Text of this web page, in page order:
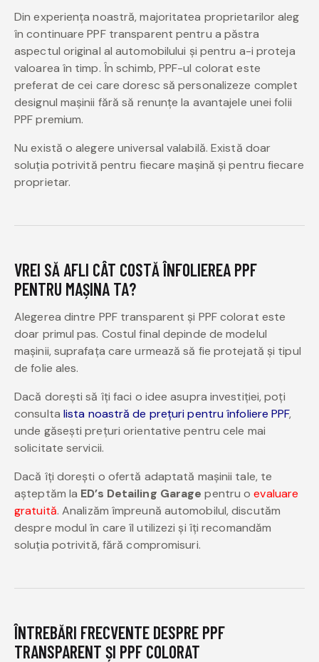
Din experiența noastră, majoritatea proprietarilor aleg
în continuare PPF transparent pentru a păstra
aspectul original al automobilului și pentru a-i proteja
valoarea în timp. În schimb, PPF-ul colorat este
preferat de cei care doresc să personalizeze complet
designul mașinii fără să renunțe la avantajele unei folii
PPF premium.
Nu există o alegere universal valabilă. Există doar
soluția potrivită pentru fiecare mașină și pentru fiecare
proprietar.
VREI SĂ AFLI CÂT COSTĂ ÎNFOLIEREA PPF
PENTRU MAȘINA TA?
Alegerea dintre PPF transparent și PPF colorat este
doar primul pas. Costul final depinde de modelul
mașinii, suprafața care urmează să fie protejată și tipul
de folie ales.
Dacă dorești să îți faci o idee asupra investiției, poți
consulta lista noastră de prețuri pentru înfoliere PPF,
unde găsești prețuri orientative pentru cele mai
solicitate servicii.
Dacă îți dorești o ofertă adaptată mașinii tale, te
așteptăm la ED’s Detailing Garage pentru oevaluare
gratuită. Analizăm împreună automobilul, discutăm
despre modul în care îl utilizezi și îți recomandăm
soluția potrivită, fără compromisuri.
ÎNTREBĂRI FRECVENTE DESPRE PPF
TRANSPARENT ȘI PPF COLORAT